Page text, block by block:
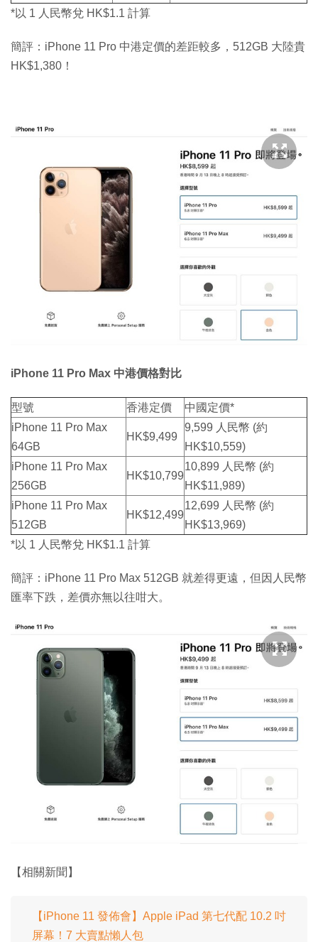
*以 1 人民幣兌 HK$1.1 計算
簡評：iPhone 11 Pro 中港定價的差距較多，512GB 大陸貴
HK$1,380！
iPhone 11 Pro Max 中港價格對比
型號 香港定價
中國定價*
iPhone 11 Pro Max
64GB
HK$9,499
9,599 人民幣 (約
HK$10,559)
iPhone 11 Pro Max
256GB
HK$10,799
10,899 人民幣 (約
HK$11,989)
iPhone 11 Pro Max
512GB
HK$12,499
12,699 人民幣 (約
HK$13,969)
*以 1 人民幣兌 HK$1.1 計算
簡評：iPhone 11 Pro Max 512GB 就差得更遠，但因人民幣
匯率下跌，差價亦無以往咁大。
【相關新聞】
【iPhone 11 發佈會】Apple iPad 第七代配 10.2 吋
屏幕！7 大賣點懶人包